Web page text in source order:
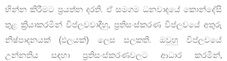
භින්න කිරීමට ප්‍රයත්න දරති. ඒ සමගම ධනවාදයේ කොන්දේසි
තුළ ක්‍රියාකරමින් විප්ලවවාදීහු, ප්‍රතිසංස්කරණ විප්ලවයේ අතුරු
නිෂ්පාදනයක් (ඵලයක්) ලෙස සලකති. ඔවුහු විප්ලවයේ
උන්නතිය සඳහා ප්‍රතිසංස්කරණවලට ආධාර කරමින්,